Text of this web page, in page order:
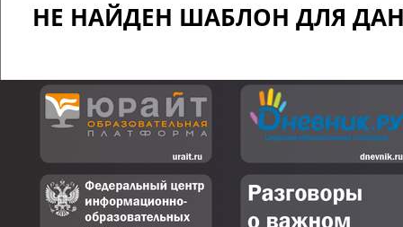
НЕ НАЙДЕН ШАБЛОН ДЛЯ